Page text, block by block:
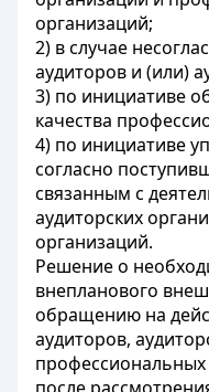
организаций;
2) в случае
аудиторов и (или)
3) по инициативе
качества
4) по инициативе
согласно
связанным с
аудиторских
организаций.
Решение о
внепланового
обращению на
аудиторов,